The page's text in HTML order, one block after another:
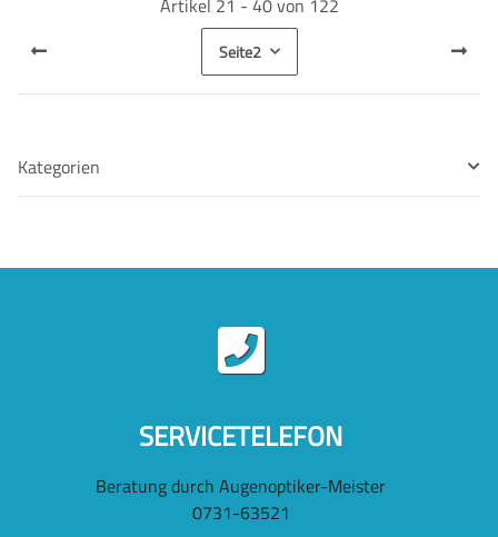
Seite2
Kategorien
SERVICETELEFON
Beratung durch Augenoptiker-Meister
0731-63521